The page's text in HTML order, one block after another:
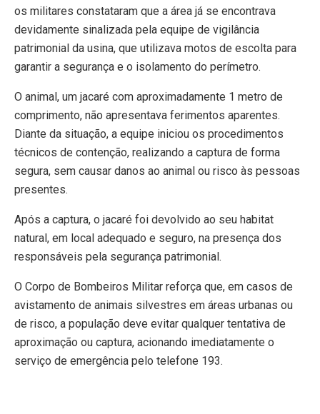
os militares constataram que a área já se encontrava
devidamente sinalizada pela equipe de vigilância
patrimonial da usina, que utilizava motos de escolta para
garantir a segurança e o isolamento do perímetro.
O animal, um jacaré com aproximadamente 1 metro de
comprimento, não apresentava ferimentos aparentes.
Diante da situação, a equipe iniciou os procedimentos
técnicos de contenção, realizando a captura de forma
segura, sem causar danos ao animal ou risco às pessoas
presentes.
Após a captura, o jacaré foi devolvido ao seu habitat
natural, em local adequado e seguro, na presença dos
responsáveis pela segurança patrimonial.
O Corpo de Bombeiros Militar reforça que, em casos de
avistamento de animais silvestres em áreas urbanas ou
de risco, a população deve evitar qualquer tentativa de
aproximação ou captura, acionando imediatamente o
serviço de emergência pelo telefone 193.